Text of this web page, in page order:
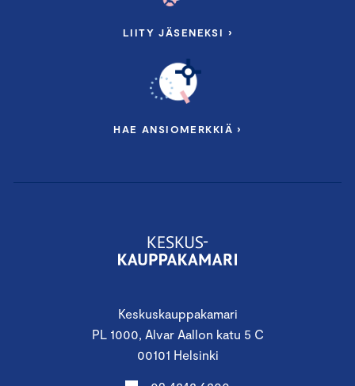
Keskuskauppakamari
PL 1000, Alvar Aallon katu 5 C
00101 Helsinki
LIITY JÄSENEKSI ›
HAE ANSIOMERKKIÄ ›